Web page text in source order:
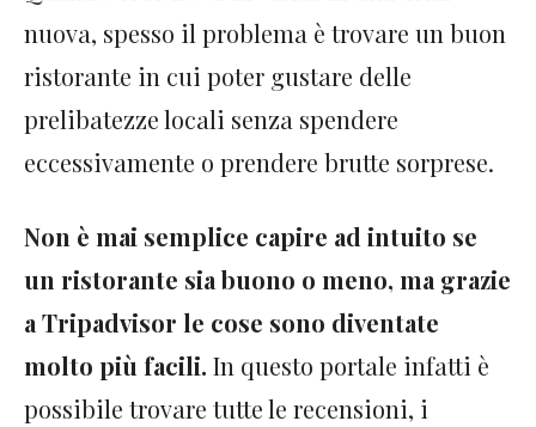
nuova, spesso il problema è trovare un buon
ristorante in cui poter gustare delle
prelibatezze locali senza spendere
eccessivamente o prendere brutte sorprese.
Non è mai semplice capire ad intuito se
un ristorante sia buono o meno, ma grazie
a Tripadvisor le cose sono diventate
molto più facili. In questo portale infatti è
possibile trovare tutte le recensioni, i